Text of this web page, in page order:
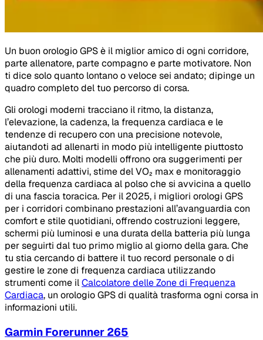
Un buon orologio GPS è il miglior amico di ogni corridore,
parte allenatore, parte compagno e parte motivatore. Non
ti dice solo quanto lontano o veloce sei andato; dipinge un
quadro completo del tuo percorso di corsa.
Gli orologi moderni tracciano il ritmo, la distanza,
l’elevazione, la cadenza, la frequenza cardiaca e le
tendenze di recupero con una precisione notevole,
aiutandoti ad allenarti in modo più intelligente piuttosto
che più duro. Molti modelli offrono ora suggerimenti per
allenamenti adattivi, stime del VO₂ max e monitoraggio
della frequenza cardiaca al polso che si avvicina a quello
di una fascia toracica. Per il 2025, i migliori orologi GPS
per i corridori combinano prestazioni all’avanguardia con
comfort e stile quotidiani, offrendo costruzioni leggere,
schermi più luminosi e una durata della batteria più lunga
per seguirti dal tuo primo miglio al giorno della gara. Che
tu stia cercando di battere il tuo record personale o di
gestire le zone di frequenza cardiaca utilizzando
strumenti come ilCalcolatore delle Zone di Frequenza
Cardiaca, un orologio GPS di qualità trasforma ogni corsa in
informazioni utili.
Garmin Forerunner 265